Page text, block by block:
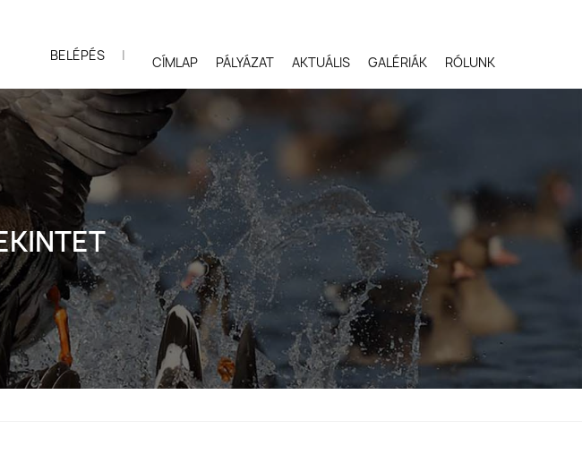
CÍMLAP PÁLYÁZAT
Robert Gloeckner,
Egyesült Államok
Svetlana Ivanenko,
Oroszország
Terje Kolaas, Norvégia
Lóki Csaba,
Potyó Imre,
AKTUÁLIS GALÉRIÁK RÓLUNK
BELÉPÉS |